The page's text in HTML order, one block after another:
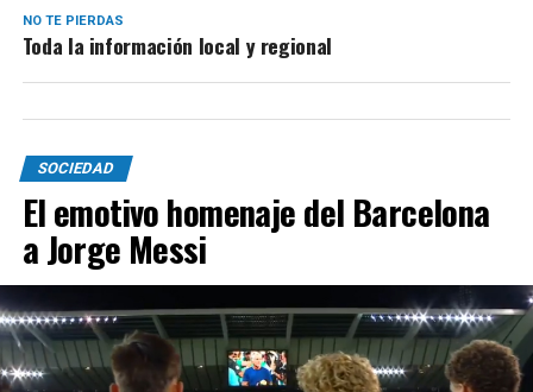
NO TE PIERDAS
Toda la información local y regional
SOCIEDAD
El emotivo homenaje del Barcelona
a Jorge Messi